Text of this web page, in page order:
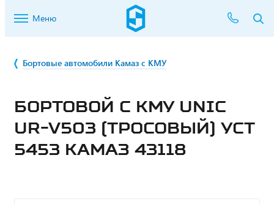
Меню
Бортовые автомобили Камаз с КМУ
БОРТОВОЙ С КМУ UNIC
UR-V503 (ТРОСОВЫЙ) УСТ
5453 КАМАЗ 43118